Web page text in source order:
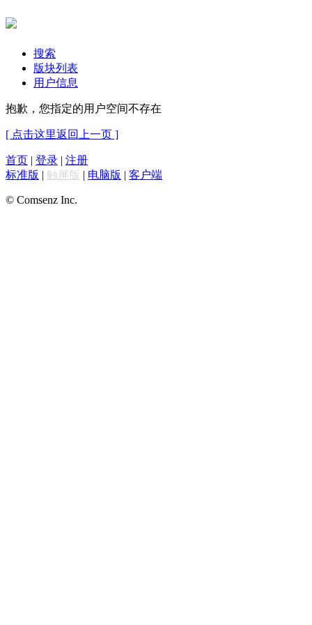
搜索
版块列表
用户信息
抱歉，您指定的用户空间不存在
[ 点击这里返回上一页 ]
首页 | 登录 | 注册
标准版 | 触屏版 | 电脑版 | 客户端
© Comsenz Inc.